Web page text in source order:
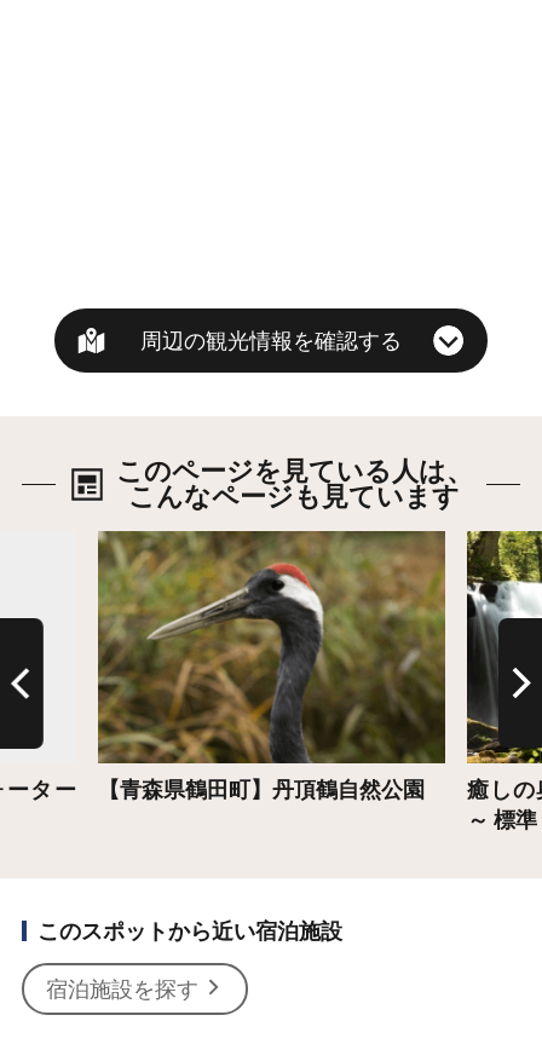
周辺の観光情報を確認する
このページを見ている人は、
こんなページも見ています
ーター 【青森県鶴田町】丹頂鶴自然公園
詳細はこちら
癒しの
～ 標準
詳細は
このスポットから近い宿泊施設
宿泊施設を探す